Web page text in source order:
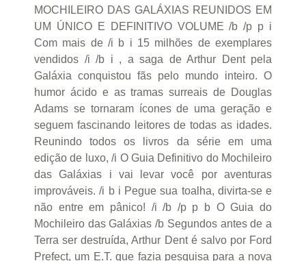
MOCHILEIRO DAS GALÁXIAS REUNIDOS EM
UM ÚNICO E DEFINITIVO VOLUME /b /p p i
Com mais de /i b i 15 milhões de exemplares
vendidos /i /b i , a saga de Arthur Dent pela
Galáxia conquistou fãs pelo mundo inteiro. O
humor ácido e as tramas surreais de Douglas
Adams se tornaram ícones de uma geração e
seguem fascinando leitores de todas as idades.
Reunindo todos os livros da série em uma
edição de luxo, /i O Guia Definitivo do Mochileiro
das Galáxias i vai levar você por aventuras
improváveis. /i b i Pegue sua toalha, divirta-se e
não entre em pânico! /i /b /p p b O Guia do
Mochileiro das Galáxias /b Segundos antes de a
Terra ser destruída, Arthur Dent é salvo por Ford
Prefect, um E.T. que fazia pesquisa para a nova